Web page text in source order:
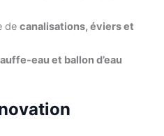
de canalisations, éviers et
eau et ballon d’eau